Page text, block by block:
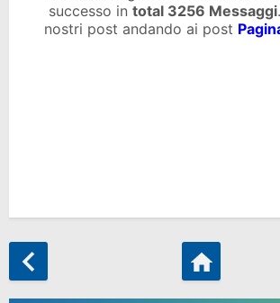
successo in total 3256 Messaggi
nostri post andando ai post